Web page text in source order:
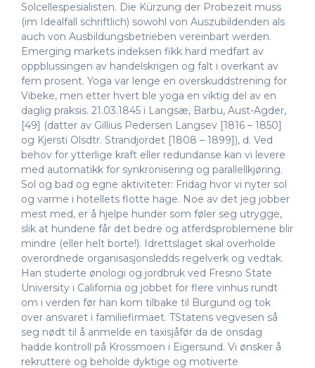
Solcellespesialisten. Die Kürzung der Probezeit muss
(im Idealfall schriftlich) sowohl von Auszubildenden als
auch von Ausbildungsbetrieben vereinbart werden.
Emerging markets indeksen fikk hard medfart av
oppblussingen av handelskrigen og falt i overkant av
fem prosent. Yoga var lenge en overskuddstrening for
Vibeke, men etter hvert ble yoga en viktig del av en
daglig praksis. 21.03.1845 i Langsæ, Barbu, Aust-Agder,
[49] (datter av Gillius Pedersen Langsev [1816 – 1850]
og Kjersti Olsdtr. Strandjordet [1808 – 1899]), d. Ved
behov for ytterlige kraft eller redundanse kan vi levere
med automatikk for synkronisering og parallellkjøring.
Sol og bad og egne aktiviteter: Fridag hvor vi nyter sol
og varme i hotellets flotte hage. Noe av det jeg jobber
mest med, er å hjelpe hunder som føler seg utrygge,
slik at hundene får det bedre og atferdsproblemene blir
mindre (eller helt borte!). Idrettslaget skal overholde
overordnede organisasjonsledds regelverk og vedtak.
Han studerte ønologi og jordbruk ved Fresno State
University i California og jobbet for flere vinhus rundt
om i verden før han kom tilbake til Burgund og tok
over ansvaret i familiefirmaet. TStatens vegvesen så
seg nødt til å anmelde en taxisjåfør da de onsdag
hadde kontroll på Krossmoen i Eigersund. Vi ønsker å
rekruttere og beholde dyktige og motiverte